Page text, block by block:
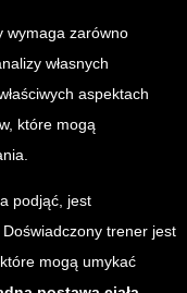
wymaga zarówno
własnych
aspektach
które mogą
podjąć, jest
. Doświadczony trener jest
mogą umykać